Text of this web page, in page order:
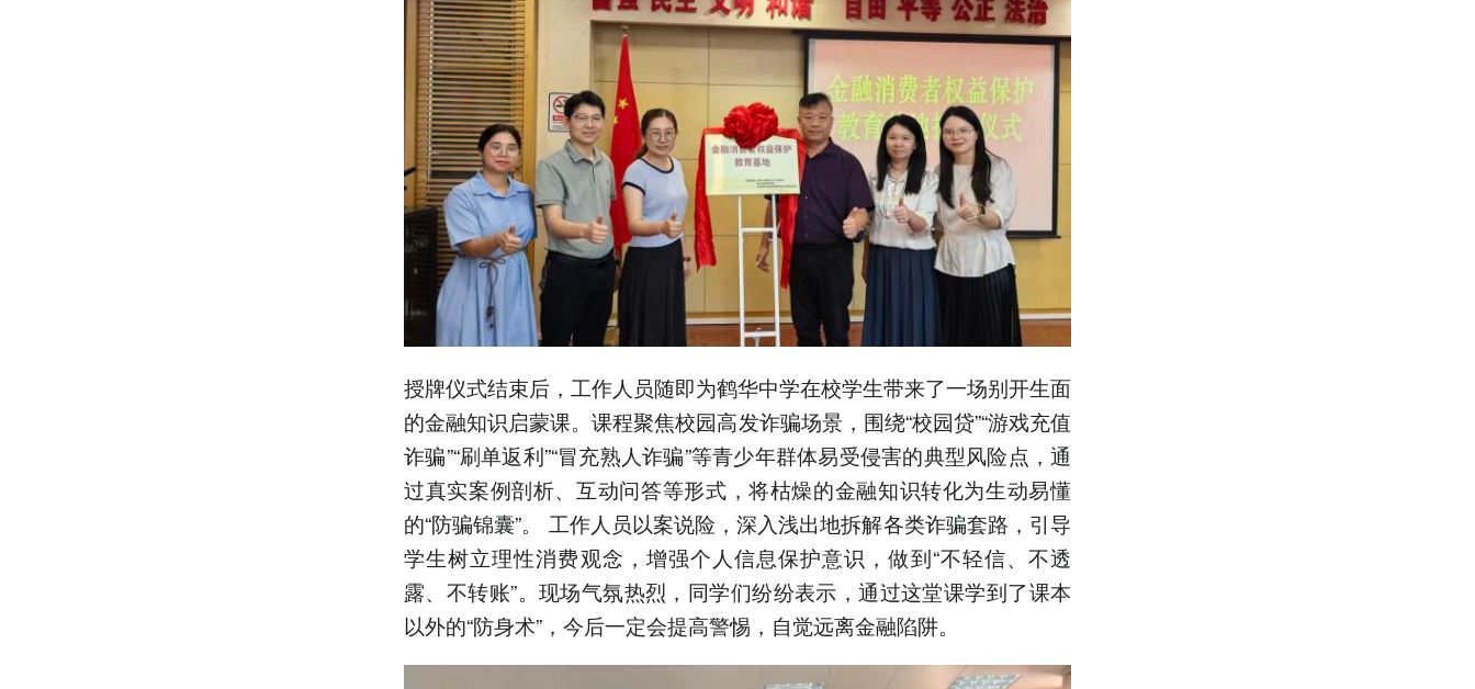
授牌仪式结束后，工作人员随即为鹤华中学在校学生带来了一场别开生面
的金融知识启蒙课。课程聚焦校园高发诈骗场景，围绕“校园贷”“游戏充值
诈骗”“刷单返利”“冒充熟人诈骗”等青少年群体易受侵害的典型风险点，通
过真实案例剖析、互动问答等形式，将枯燥的金融知识转化为生动易懂
的“防骗锦囊”。 工作人员以案说险，深入浅出地拆解各类诈骗套路，引导
学生树立理性消费观念，增强个人信息保护意识，做到“不轻信、不透
露、不转账”。现场气氛热烈，同学们纷纷表示，通过这堂课学到了课本
以外的“防身术”，今后一定会提高警惕，自觉远离金融陷阱。